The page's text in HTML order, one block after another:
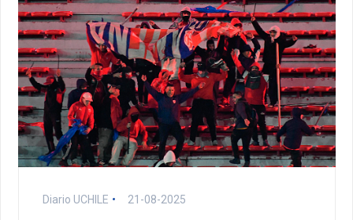
Diario UCHILE 21-08-2025